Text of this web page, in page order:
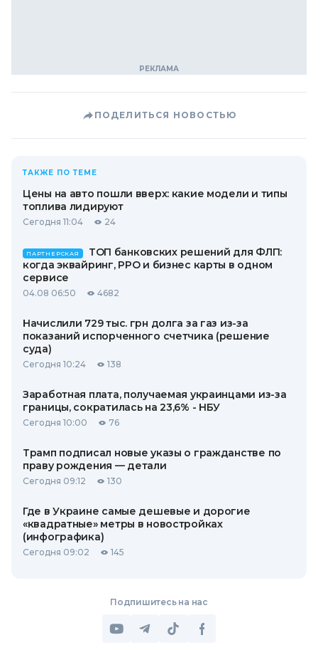
ПОДЕЛИТЬСЯ НОВОСТЬЮ
ТАКЖЕ ПО ТЕМЕ
Цены на авто пошли вверх: какие модели и типы
топлива лидируют
Сегодня 11:04 24
ПАРТНЕРСКАЯ
ТОП банковских решений для ФЛП:
когда эквайринг, РРО и бизнес карты в одном
сервисе
04.08 06:50 4682
Начислили 729 тыс. грн долга за газ из-за
показаний испорченного счетчика (решение
суда)
Сегодня 10:24 138
Заработная плата, получаемая украинцами из-за
границы, сократилась на 23,6% - НБУ
Сегодня 10:00 76
Трамп подписал новые указы о гражданстве по
праву рождения — детали
Сегодня 09:12 130
Где в Украине самые дешевые и дорогие
«квадратные» метры в новостройках
(инфографика)
Сегодня 09:02 145
Подпишитесь на нас